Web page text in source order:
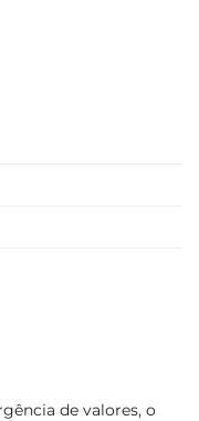
de valores, o